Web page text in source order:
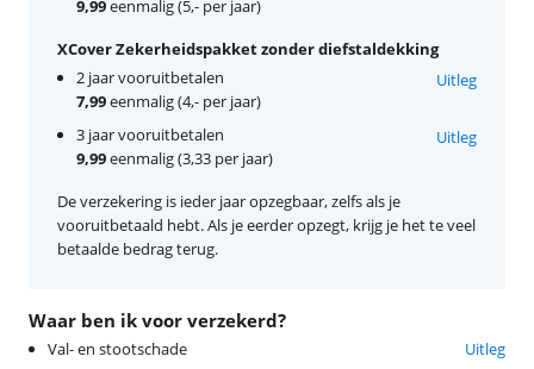
Waar ben ik voor verzekerd?
Val- en stootschade
Uitleg
9,99eenmalig (5,- per jaar)
XCover Zekerheidspakket zonder diefstaldekking
2 jaar vooruitbetalen
7,99eenmalig (4,- per jaar)
Uitleg
3 jaar vooruitbetalen
9,99eenmalig (3,33 per jaar)
Uitleg
De verzekering is ieder jaar opzegbaar, zelfs als je
vooruitbetaald hebt. Als je eerder opzegt, krijg je het te veel
betaalde bedrag terug.